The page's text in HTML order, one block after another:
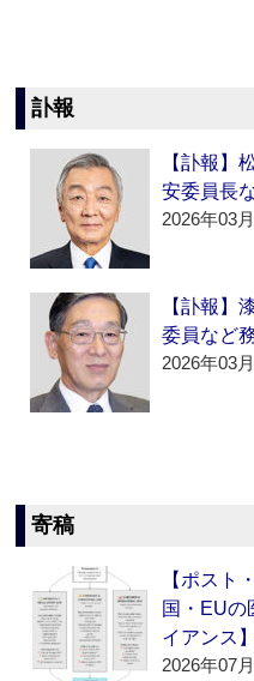
訃報
【訃報】
安委員長
2026年03
【訃報】
委員など
2026年03
寄稿
【ポスト
国・EUの
イアンス
2026年07